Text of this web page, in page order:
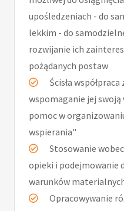
upośledzeniach - do
lekkim - do
rozwijanie ich
pożądanych postaw
Ścisła
wspomaganie jej
pomoc w
wspierania"
Stosowanie
opieki i podejmowanie
warunków
Opracowywanie